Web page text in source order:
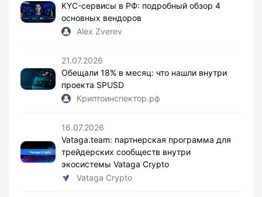
KYC-сервисы в РФ: подробный обзор 4
основных вендоров
Alex Zverev
21.07.2026
Обещали 18% в месяц: что нашли внутри
проекта SPUSD
Криптоинспектор.рф
16.07.2026
Vataga.team: партнерская программа для
трейдерских сообществ внутри
экосистемы Vataga Crypto
Vataga Crypto